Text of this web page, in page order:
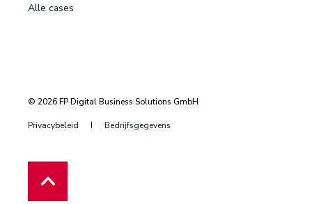
Alle cases
© 2026 FP Digital Business Solutions GmbH
Privacybeleid Bedrijfsgegevens